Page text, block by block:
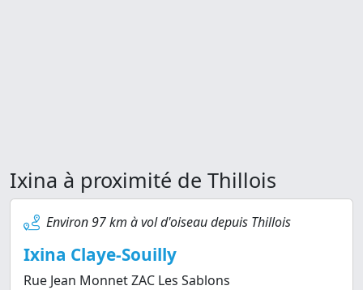
Ixina à proximité de Thillois
Environ 97 km à vol d'oiseau depuis Thillois
Ixina Claye-Souilly
Rue Jean Monnet ZAC Les Sablons